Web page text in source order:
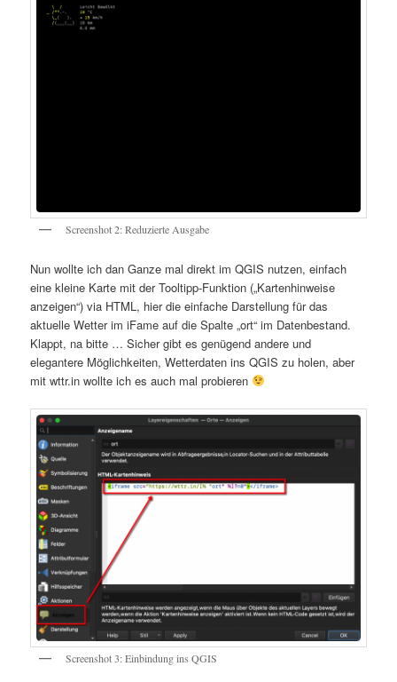
Screenshot 2: Reduzierte Ausgabe
Nun wollte ich dan Ganze mal direkt im QGIS nutzen, einfach
eine kleine Karte mit der Tooltipp-Funktion („Kartenhinweise
anzeigen“) via HTML, hier die einfache Darstellung für das
aktuelle Wetter im iFame auf die Spalte „ort“ im Datenbestand.
Klappt, na bitte … Sicher gibt es genügend andere und
elegantere Möglichkeiten, Wetterdaten ins QGIS zu holen, aber
mit wttr.in wollte ich es auch mal probieren
Screenshot 3: Einbindung ins QGIS